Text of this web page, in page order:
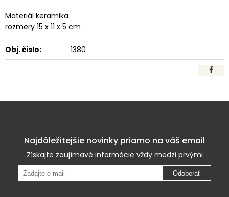
Materiál keramika
rozmery 15 x 11 x 5 cm
Obj. čislo: 1380
Najdôležitejšie novinky priamo na váš email
Získajte zaujímavé informácie vždy medzi prvými
Odoberať